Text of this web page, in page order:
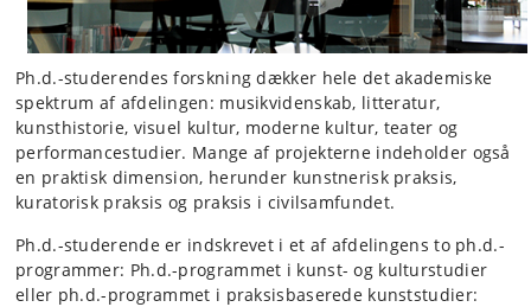
Ph.d.-studerendes forskning dækker hele det akademiske
spektrum af afdelingen: musikvidenskab, litteratur,
kunsthistorie, visuel kultur, moderne kultur, teater og
performancestudier. Mange af projekterne indeholder også
en praktisk dimension, herunder kunstnerisk praksis,
kuratorisk praksis og praksis i civilsamfundet.
Ph.d.-studerende er indskrevet i et af afdelingens to ph.d.-
programmer: Ph.d.-programmet i kunst- og kulturstudier
eller ph.d.-programmet i praksisbaserede kunststudier: